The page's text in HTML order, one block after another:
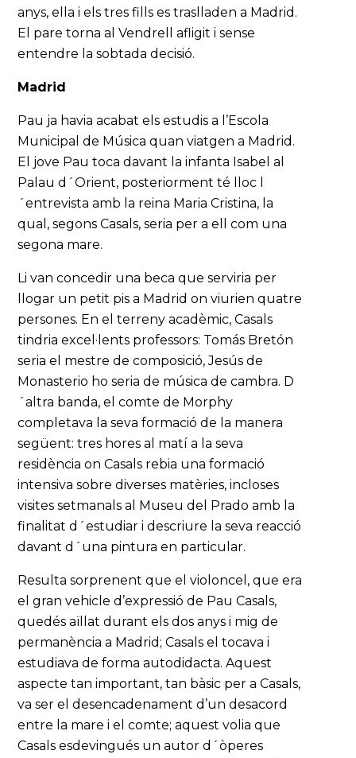
anys, ella i els tres fills es traslladen a Madrid.
El pare torna al Vendrell afligit i sense
entendre la sobtada decisió.
Madrid
Pau ja havia acabat els estudis a l’Escola
Municipal de Música quan viatgen a Madrid.
El jove Pau toca davant la infanta Isabel al
Palau d´Orient, posteriorment té lloc l
´entrevista amb la reina Maria Cristina, la
qual, segons Casals, seria per a ell com una
segona mare.
Li van concedir una beca que serviria per
llogar un petit pis a Madrid on viurien quatre
persones. En el terreny acadèmic, Casals
tindria excel·lents professors: Tomás Bretón
seria el mestre de composició, Jesús de
Monasterio ho seria de música de cambra. D
´altra banda, el comte de Morphy
completava la seva formació de la manera
següent: tres hores al matí a la seva
residència on Casals rebia una formació
intensiva sobre diverses matèries, incloses
visites setmanals al Museu del Prado amb la
finalitat d´estudiar i descriure la seva reacció
davant d´una pintura en particular.
Resulta sorprenent que el violoncel, que era
el gran vehicle d’expressió de Pau Casals,
quedés aïllat durant els dos anys i mig de
permanència a Madrid; Casals el tocava i
estudiava de forma autodidacta. Aquest
aspecte tan important, tan bàsic per a Casals,
va ser el desencadenament d’un desacord
entre la mare i el comte; aquest volia que
Casals esdevingués un autor d´òperes